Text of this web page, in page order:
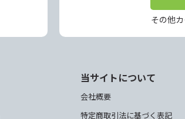
その他
当サイトについて
会社概要
特定商取引法に基づく表記